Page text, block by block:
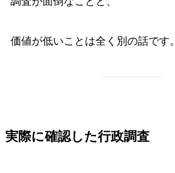
価値が低いことは全く別の話です。
実際に確認した行政調査